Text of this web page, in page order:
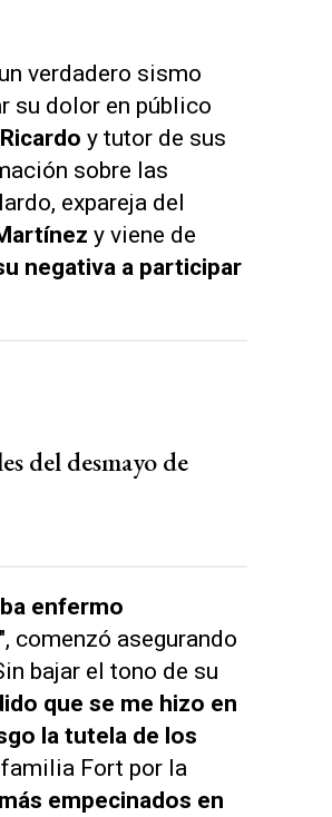
verdadero sismo
su dolor en público
y tutor de sus
sobre las
expareja del
y viene de
negativa a participar
del desmayo de
enfermo
", comenzó asegurando
bajar el tono de su
que se me hizo en
la tutela de los
Fort por la
empecinados en